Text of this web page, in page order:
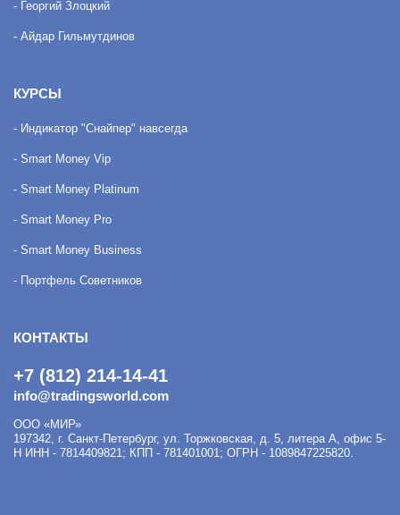
- Георгий Злоцкий
- Айдар Гильмутдинов
КУРСЫ
- Индикатор "Снайпер" навсегда
- Smart Money Vip
- Smart Money Platinum
- Smart Money Pro
- Smart Money Business
- Портфель Советников
КОНТАКТЫ
+7 (812) 214-14-41
info@tradingsworld.com
ООО «МИР»
197342, г. Санкт-Петербург, ул. Торжковская, д. 5, литера А, офис 5-
Н ИНН - 7814409821; КПП - 781401001; ОГРН - 1089847225820.